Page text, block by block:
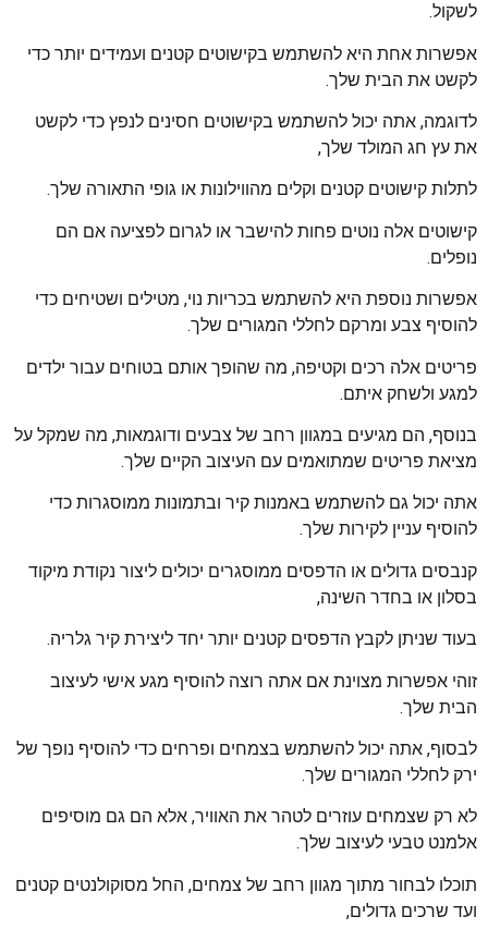
לשקול.
אפשרות אחת היא להשתמש בקישוטים קטנים ועמידים יותר כדי
לקשט את הבית שלך.
לדוגמה, אתה יכול להשתמש בקישוטים חסינים לנפץ כדי לקשט
את עץ חג המולד שלך,
לתלות קישוטים קטנים וקלים מהווילונות או גופי התאורה שלך.
קישוטים אלה נוטים פחות להישבר או לגרום לפציעה אם הם
נופלים.
אפשרות נוספת היא להשתמש בכריות נוי, מטילים ושטיחים כדי
להוסיף צבע ומרקם לחללי המגורים שלך.
פריטים אלה רכים וקטיפה, מה שהופך אותם בטוחים עבור ילדים
למגע ולשחק איתם.
בנוסף, הם מגיעים במגוון רחב של צבעים ודוגמאות, מה שמקל על
מציאת פריטים שמתואמים עם העיצוב הקיים שלך.
אתה יכול גם להשתמש באמנות קיר ובתמונות ממוסגרות כדי
להוסיף עניין לקירות שלך.
קנבסים גדולים או הדפסים ממוסגרים יכולים ליצור נקודת מיקוד
בסלון או בחדר השינה,
בעוד שניתן לקבץ הדפסים קטנים יותר יחד ליצירת קיר גלריה.
זוהי אפשרות מצוינת אם אתה רוצה להוסיף מגע אישי לעיצוב
הבית שלך.
לבסוף, אתה יכול להשתמש בצמחים ופרחים כדי להוסיף נופך של
ירק לחללי המגורים שלך.
לא רק שצמחים עוזרים לטהר את האוויר, אלא הם גם מוסיפים
אלמנט טבעי לעיצוב שלך.
תוכלו לבחור מתוך מגוון רחב של צמחים, החל מסוקולנטים קטנים
ועד שרכים גדולים,